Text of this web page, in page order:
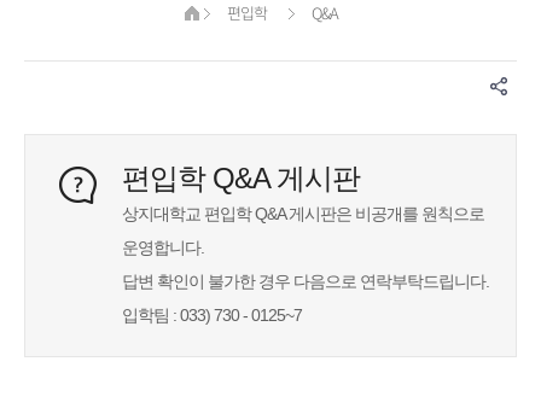
편입학 Q&A
편입학 Q&A 게시판
상지대학교 편입학 Q&A 게시판은 비공개를 원칙으로
운영합니다.
답변 확인이 불가한 경우 다음으로 연락부탁드립니다.
입학팀 : 033) 730 - 0125~7